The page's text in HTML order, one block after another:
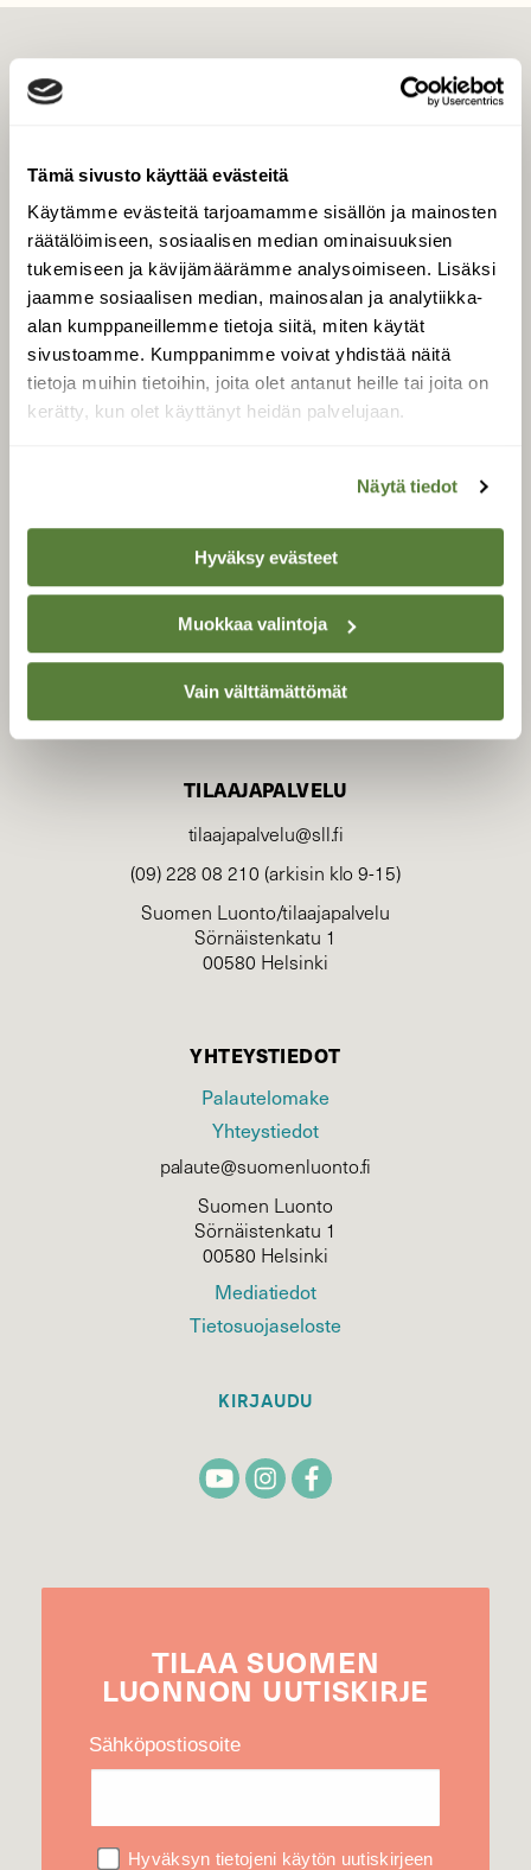
Tämä sivusto käyttää evästeitä
Käytämme evästeitä tarjoamamme sisällön ja mainosten
räätälöimiseen, sosiaalisen median ominaisuuksien
tukemiseen ja kävijämäärämme analysoimiseen. Lisäksi
jaamme sosiaalisen median, mainosalan ja analytiikka-
alan kumppaneillemme tietoja siitä, miten käytät
sivustoamme. Kumppanimme voivat yhdistää näitä
tietoja muihin tietoihin, joita olet antanut heille tai joita on
kerätty, kun olet käyttänyt heidän palvelujaan.
Näytä tiedot
Hyväksy evästeet
Muokkaa valintoja
Vain välttämättömät
Tilaa digilukuoikeus
Äänestä parasta juttua
Tilaa uutiskirje
SUOMEN LUONNON­
SUOJELU­LIITTO
Suomen Luonto -lehden
luonnonsuojelu­liitto.
TILAAJAPALVELU
tilaajapalvelu@sll.fi
(09) 228 08 210 (arkisin klo 9-15)
Suomen Luonto/tilaajapalvelu
Sörnäistenkatu 1
00580 Helsinki
YHTEYSTIEDOT
Palautelomake
Yhteystiedot
palaute@suomenluonto.fi
Suomen Luonto
Sörnäistenkatu 1
00580 Helsinki
Mediatiedot
Tietosuojaseloste
KIRJAUDU
TILAA SUOMEN
LUONNON UUTIS­KIRJE
Sähköpostiosoite
Hyväksyn tietojeni käytön uutiskirjeen